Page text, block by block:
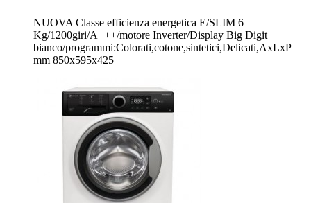
NUOVA Classe efficienza energetica E/SLIM 6
Kg/1200giri/A+++/motore Inverter/Display Big Digit
bianco/programmi:Colorati,cotone,sintetici,Delicati,AxLxP
mm 850x595x425